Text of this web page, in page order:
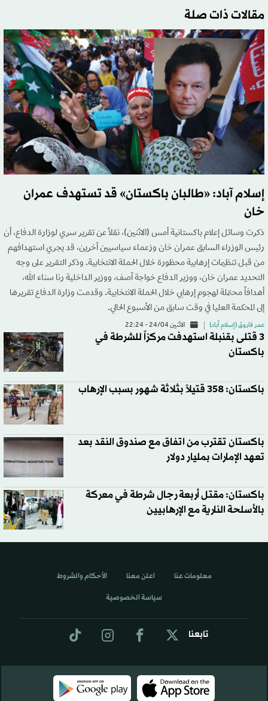
مقالات ذات صلة
إسلام آباد: «طالبان باكستان» قد تستهدف عمران
خان
ذكرت وسائل إعلام باكستانية أمس (الاثنين)، نقلاً عن تقرير سري لوزارة الدفاع، أن
رئيس الوزراء السابق عمران خان وزعماء سياسيين آخرين، قد يجري استهدافهم
من قبل تنظيمات إرهابية محظورة خلال الحملة الانتخابية. وذكر التقرير على وجه
التحديد عمران خان، ووزير الدفاع خواجة آصف، ووزير الداخلية رنا سناء الله،
أهدافاً محتملة لهجوم إرهابي خلال الحملة الانتخابية. وقدمت وزارة الدفاع تقريرها
إلى المحكمة العليا في وقت سابق من الأسبوع الحالي.
عمر فاروق (إسلام آباد) الاثنين 24/04 - 22:24
3 قتلى بقنبلة استهدفت مركزاً للشرطة في
باكستان
باكستان: 358 قتيلاً بثلاثة شهور بسبب الإرهاب
باكستان تقترب من اتفاق مع صندوق النقد بعد
تعهد الإمارات بمليار دولار
باكستان: مقتل أربعة رجال شرطة في معركة
بالأسلحة النارية مع الإرهابيين
تابعنا
معلومات عنا اعلن معنا الأحكام والشروط
سياسة الخصوصية